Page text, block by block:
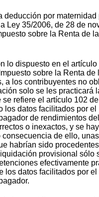
deducción por maternidad
Ley 35/2006, de 28 de
sobre la Renta de
lo dispuesto en el artículo
sobre la Renta de
a los contribuyentes no
solo se les practicará
refiere el artículo 102
los datos facilitados por el
de rendimientos
o inexactos, y se
consecuencia de ello,
habrían sido
provisional sólo
efectivamente
los datos facilitados por el